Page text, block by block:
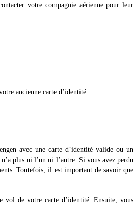
votre compagnie aérienne pour leur
ancienne carte d’identité.
avec une carte d’identité valide ou un
plus ni l’un ni l’autre. Si vous avez perdu
Toutefois, il est important de savoir que
vol de votre carte d’identité. Ensuite, vous